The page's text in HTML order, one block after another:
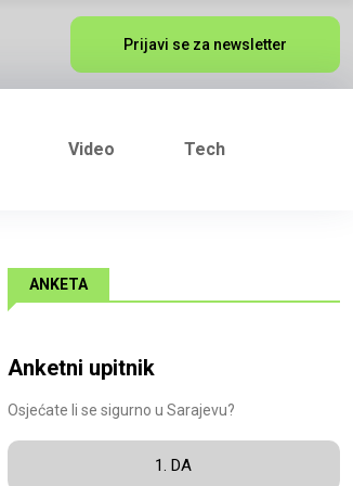
Prijavi se za newsletter
Video Tech
ANKETA
Anketni upitnik
Osjećate li se sigurno u Sarajevu?
1. DA